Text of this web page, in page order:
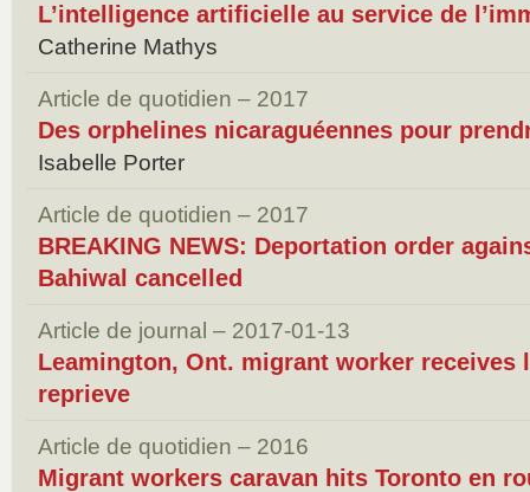
L’intelligence artificielle au service de
Catherine Mathys
Article de quotidien – 2017
Des orphelines nicaraguéennes pour
Isabelle Porter
Article de quotidien – 2017
BREAKING NEWS: Deportation order
Bahiwal cancelled
Article de journal – 2017-01-13
Leamington, Ont. migrant worker receives
reprieve
Article de quotidien – 2016
Migrant workers caravan hits Toronto en